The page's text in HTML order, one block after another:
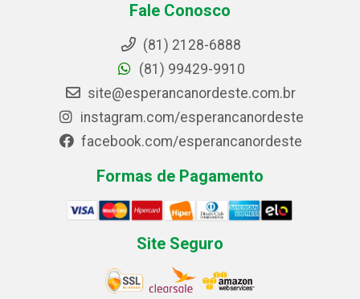
Fale Conosco
(81) 2128-6888
(81) 99429-9910
site@esperancanordeste.com.br
instagram.com/esperancanordeste
facebook.com/esperancanordeste
Formas de Pagamento
Site Seguro